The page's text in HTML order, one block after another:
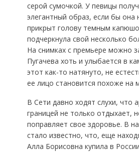
серой сумочкой. У певицы
элегантный образ, если бы она
прикрыт голову темным
подчеркнула свой несколько
На снимках с премьере можно
Пугачева хоть и улыбается в
этот как-то натянуто, не
ее лицо становится похоже на
В Сети давно ходят слухи, что
границей не только отдыхает,
поправляет свое здоровье. В
стало известно, что, еще
Алла Борисовна купила в России